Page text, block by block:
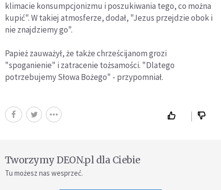
klimacie konsumpcjonizmu i poszukiwania tego, co można
kupić". W takiej atmosferze, dodał, "Jezus przejdzie obok i
nie znajdziemy go".
Papież zauważył, że także chrześcijanom grozi
"spoganienie" i zatracenie tożsamości. "Dlatego
potrzebujemy Słowa Bożego" - przypomniał.
Tworzymy DEON.pl dla Ciebie
Tu możesz nas wesprzeć.